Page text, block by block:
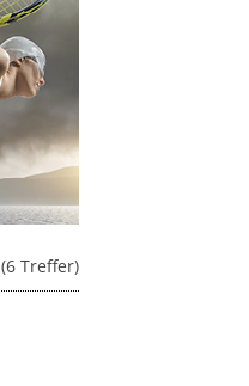
(6 Treffer)